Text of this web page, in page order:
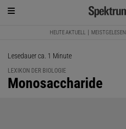
HEUTE AKTUELL MEISTGELESEN
Lesedauer ca. 1 Minute
LEXIKON DER BIOLOGIE
:
Monosaccharide